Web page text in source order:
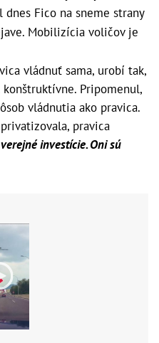
Fico na sneme strany
Mobilizícia voličov je
vládnuť sama, urobí tak,
Pripomenul,
vládnutia ako pravica.
pravica
investície. Oni sú